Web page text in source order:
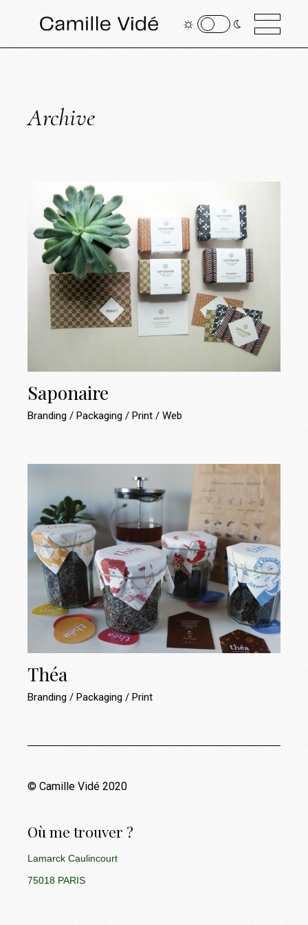
Archive
Saponaire
Branding Packaging Print Web
Théa
Branding Packaging Print
© Camille Vidé 2020
Où me trouver ?
Lamarck Caulincourt
75018 PARIS